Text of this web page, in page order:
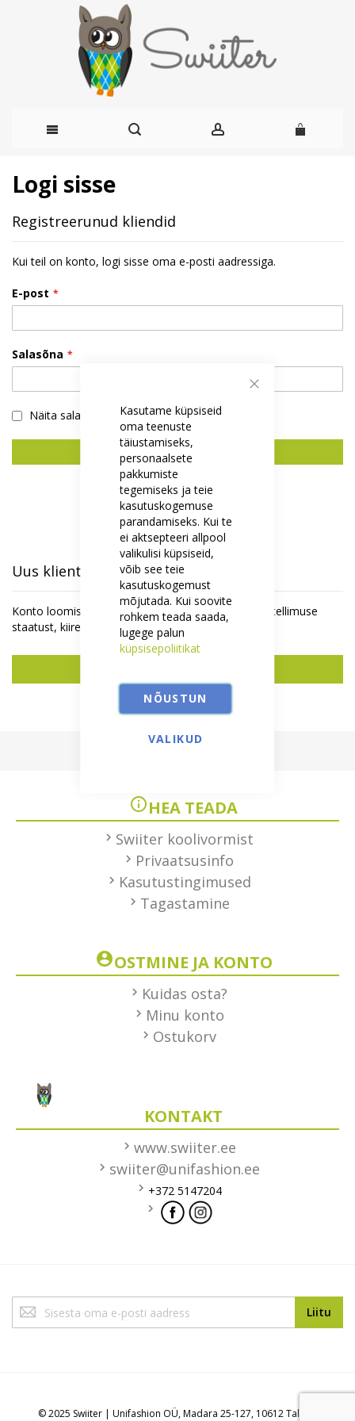
Kasutame küpsiseid
oma teenuste
täiustamiseks,
personaalsete
pakkumiste
tegemiseks ja teie
kasutuskogemuse
parandamiseks. Kui te
ei aktsepteeri allpool
valikulisi küpsiseid,
võib see teie
kasutuskogemust
mõjutada. Kui soovite
rohkem teada saada,
lugege palun
küpsisepoliitikat
NÕUSTUN
VALIKUD
to
Content
Logi sisse
Registreerunud kliendid
Kui teil on konto, logi sisse oma e-posti aadressiga.
E-post
Salasõna
Näita salasõna
Logi Sisse
Unustasid salasõna?
Uus klient
Konto loomisel on mitmeid eeliseid - saate jälgida tellimuse
staatust, kiirem ostu vormistamine ja rohkemgi.
HEA TEADA
Swiiter koolivormist
Privaatsusinfo
Kasutustingimused
Tagastamine
OSTMINE JA KONTO
Kuidas osta?
Minu konto
Ostukorv
KONTAKT
www.swiiter.ee
swiiter@unifashion.ee
+372 5147204
Liitu
uudiskirjaga:
Liitu
© 2025 Swiiter | Unifashion OÜ, Madara 25-127, 10612 Tallinn,